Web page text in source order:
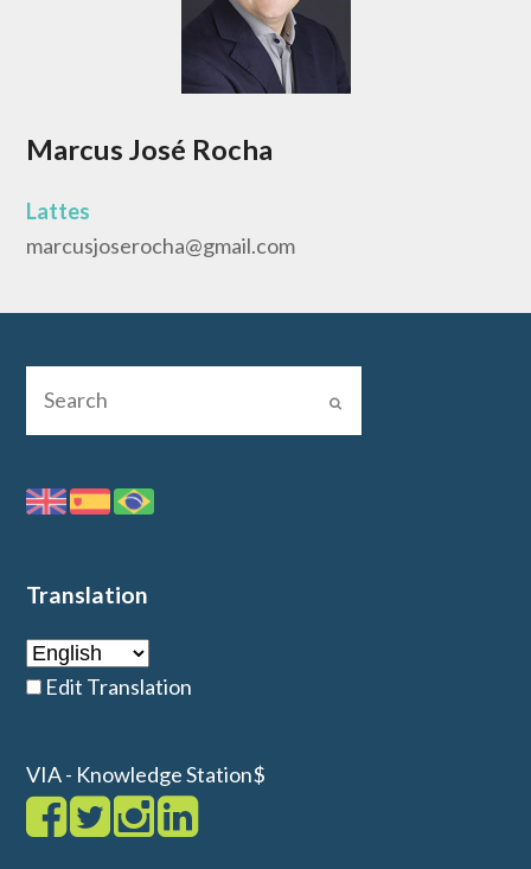
Marcus José Rocha
Lattes
marcusjoserocha@gmail.com
Translation
Edit Translation
VIA - Knowledge Station$